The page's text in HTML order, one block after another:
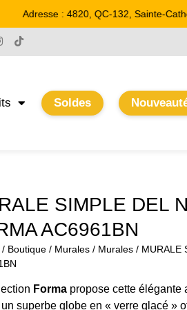
Adresse : 4820, QC-132, Sainte-
Soldes
SIMPLE DEL
AC6961BN
/ Boutique / Murales / Murales / MURALE
Forma propose cette élégante
superbe globe en « verre glacé »